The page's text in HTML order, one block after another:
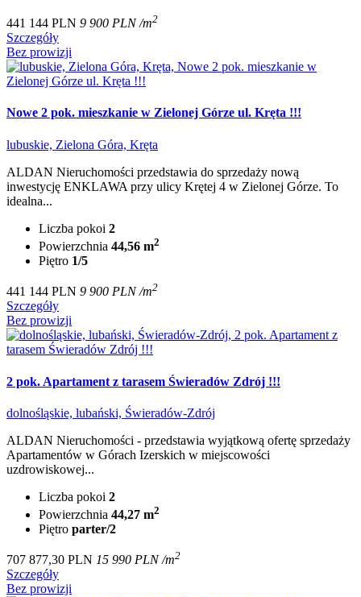
441 144 PLN 9 900 PLN /m2
Szczegóły
Bez prowizji
Nowe 2 pok. mieszkanie w Zielonej Górze ul. Kręta !!!
lubuskie, Zielona Góra, Kręta
ALDAN Nieruchomości przedstawia do sprzedaży nową
inwestycję ENKLAWA przy ulicy Krętej 4 w Zielonej Górze. To
idealna...
Liczba pokoi 2
Powierzchnia 44,56 m2
Piętro 1/5
441 144 PLN 9 900 PLN /m2
Szczegóły
Bez prowizji
2 pok. Apartament z tarasem Świeradów Zdrój !!!
dolnośląskie, lubański, Świeradów-Zdrój
ALDAN Nieruchomości - przedstawia wyjątkową ofertę sprzedaży
Apartamentów w Górach Izerskich w miejscowości
uzdrowiskowej...
Liczba pokoi 2
Powierzchnia 44,27 m2
Piętro parter/2
707 877,30 PLN 15 990 PLN /m2
Szczegóły
Bez prowizji